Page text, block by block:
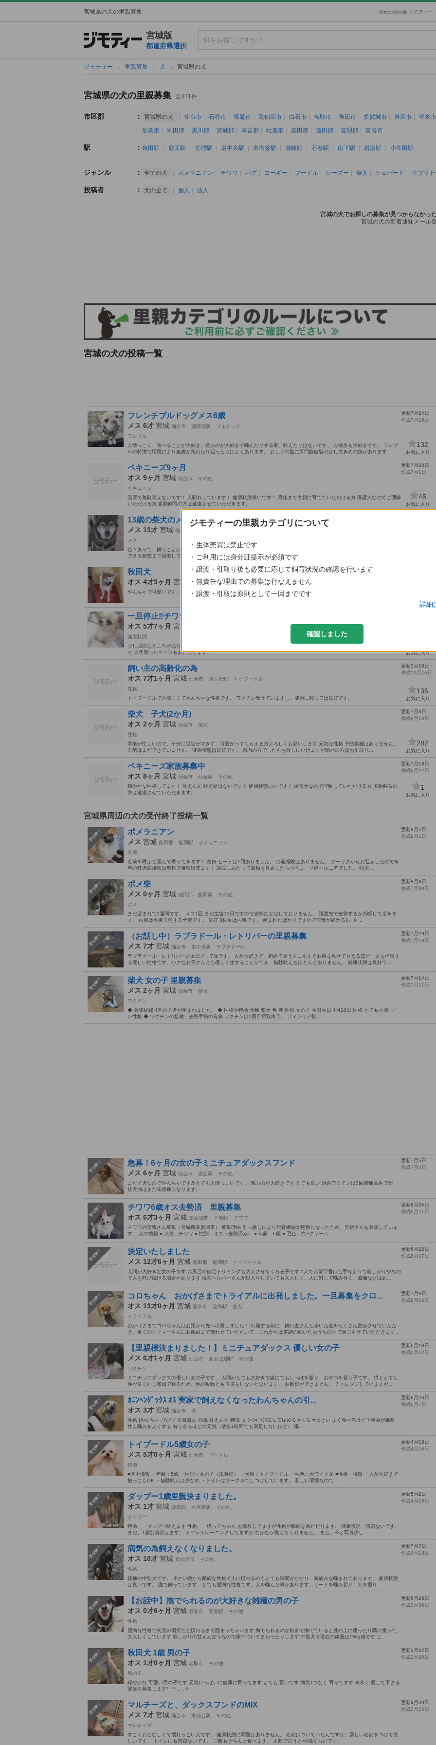
宮城県の犬の里親募集 地元の掲示板 ジモティー
宮城版
都道府県選択
ジモティー 里親募集 犬 宮城県の犬
宮城県の犬の里親募集 全331件
市区郡 ： 宮城県の犬 仙台市 石巻市 塩竈市 気仙沼市 白石市 名取市 角田市 多賀城市 岩沼市
登米市
加美郡
刈田郡 黒川郡 宮城郡 本吉郡 牡鹿郡 柴田郡 遠田郡 亘理郡 富谷市
駅 ： 角田駅 鹿又駅 亘理駅 泉中央駅 本塩釜駅 瀬峰駅 石巻駅 山下駅 岩沼駅 小牛田駅
ジャンル ： 全ての犬 ポメラニアン チワワ パグ コーギー プードル シーズー 柴犬 シェパード ラブラ
投稿者 ： 犬の全て 個人 法人
宮城の犬でお探しの募集が見つからなかっ
宮城の犬の新着通知メール
宮城の犬の投稿一覧
フレンチブルドッグメス6歳
メス 6才 宮城 仙台市 薬師堂駅
ブルドッグ
フレブル
人懐っこく、食べることが大好き。遊ぶのが大好きで噛んだりする事、吠えたりはないです。 お散歩も大好きです。 フレブ
ルの特徴で環境により皮膚が荒れたり治ったりはよくあります。 おしりの脇に肛門腺破裂の少し大きめの跡があります...
更新7月24日
作成7月16日
132
お気に入り
ペキニーズ9ヶ月
オス 9ヶ月 宮城 仙台市
その他
ペキニーズ
温厚で無駄吠えないです！ 人馴れしています！ 健康状態良いです！ 最後まで大切に育てていただける方 保護犬なのでご理解
いただける方 多動飼育の方は遠慮させていただきます。
更新7月22日
作成7月1日
45
お気に入り
13歳の柴犬のメス、無茶苦茶元気で従順な子です
メス 13才 宮城 仙台市 岩切駅
柴犬
メス
色々あって、飼うことができないという方から、一時保護しました 来たときは皮膚病で臭いが酷かったですが、現在は管理
できる状態まで回復しています とっても元気で健康です 外で排泄するので、毎日２回２０分程度の散...
秋田犬
オス 4才3ヶ月 宮城 牡鹿郡 女川駅
その他
やんちゃで可愛いです。 良好
お気に入り
一旦停止‼️チワワ
オス 5才7ヶ月 宮城
健康状態
少し臆病なところがありますが、お客さんが来たりすると吠えたりします。 お座り、お手などは出来ます 健康状態は良好で
す 去年買ったケージもお付けします。
お気に入り
飼い主の高齢化の為
オス 7才1ヶ月 宮城 仙台市 旭ヶ丘駅
トイプードル
性格
トイプードルで人懐こくてやんちゃな性格です。 ワクチン受けていますし、健康に関しては良好です。
更新3月10日
作成12月16日
136
お気に入り
柴犬 子犬(2か月)
オス 2ヶ月 宮城 仙台市
柴犬
性格
学業が忙しいので、十分に世話ができず、可愛がってもらえる方よろしくお願いします 元気な性格 予防接種はありません。
去勢はまだできていません。 健康状態は良好です。 県内の方でしたらお渡しにいけますが県外の方はお引取り...
更新7月3日
作成8月10日
282
お気に入り
ペキニーズ家族募集中
オス 8ヶ月 宮城 仙台市 仙台駅
その他
穏やかな性格してます！ 甘えん坊 吠え癖はないです！ 健康状態いいです！ 保護犬なので理解していただける方 多動飼育の
方は遠慮させていただきます。
更新7月18日
作成6月22日
1
お気に入り
宮城県周辺の犬の受付終了投稿一覧
受付終了 ポメラニアン
メス 宮城 柴田郡 船岡駅
ポメラニアン
名前
名前を呼ぶと喜んで寄ってきます！ 良好 ヒートは1回ありました。 出産経験はありません。 クーリクからお迎えしたので毎
年の狂犬病接種は無料で接種出来ます！ 譲渡にあたって書類を見返したら小ペコ、ソ経ヘルニアでした。 幼少...
更新8月7日
作成8月1日
受付終了 ポメ柴
メス 0ヶ月 宮城 柴田郡 船岡駅
その他
ポメ
まだ産まれて2週間です。 メス1匹 まだ生後10日ですので去勢などはしておりません。 譲渡先で去勢するか判断して頂きま
す。 両親は今後去勢する予定です。 良好 3枚目は両親です。 産まれたばかりですので完母が終わる1ヶ月...
更新8月8日
作成7月30日
受付終了 （お話し中）ラブラドール・レトリバーの里親募集
メス 7才 宮城 仙台市 泉中央駅
ラブラドール
ラブラドール・レトリバーの女の子、7歳です。 人が大好きで、初めて会う人にもすぐお腹を見せて甘えるほど、人を信頼す
る優しい性格です。小さなお子さんにも優しく接することができ、無駄吠えもほとんどありません。 健康状態は良好で...
更新7月29日
作成7月18日
受付終了 柴犬 女の子 里親募集
メス 2ヶ月 宮城 仙台市
柴犬
ワクチン
◆ 募集経緯 4匹の子犬が産まれました。 ◆ 性格や特徴 犬種 柴犬 色 赤 性別 女の子 生誕生日 4月20日 性格 とても人懐っこ
い性格 ◆ ワクチンの接種、去勢手術の有無 ワクチンは1回目摂取終了。 フィラリア投...
更新7月14日
作成7月11日
受付終了 急募！6ヶ月の女の子ミニチュアダックスフンド
メス 6ヶ月 宮城 仙台市 岩切駅
その他
まだ子犬なのでやんちゃですがとても人懐っこいです。 遊ぶのが大好きです とても良い 混合ワクチンは3回接種済みでが、
狂犬病はまだ未接種になります。
更新7月5日
作成7月3日
受付終了 チワワ6歳オス去勢済 里親募集
オス 6才3ヶ月 宮城 多賀城市 下馬駅
チワワ
チワワの里親さん募集（宮城県多賀城市） 募集理由 引っ越しにより飼育継続が困難になったため、里親さんを募集していま
す。 犬の情報 ● 犬種：チワワ ● 性別：オス（去勢済み） ● 年齢：6歳 ● 毛色：白×クリーム ...
更新6月24日
作成6月21日
受付終了 決定いたしました
メス 12才6ヶ月 宮城 柴田郡 船岡駅
トイプードル
人間が大好きな女の子です お風呂や自宅トリミングも大人させてくれる子です 1人でお留守番は苦手なようで寂しがりやなの
で人を呼び続ける場合があります 現在ヘルパーさんが出入りしていても大人しく、人に対して噛み付く、威嚇などはあ...
更新6月22日
作成6月17日
受付終了 コロちゃん おかげさまでトライアルに出発しました。一旦募集をクロ...
オス 13才0ヶ月 宮城 登米市 油島駅
柴犬
トライアル
おかげさまでコロちゃんはお預かり先へ出発しました！ 出発する前に、飼い主さんと歩いた道をたくさん散歩させていただ
き、近くのトリマーさんにお風呂まで使わせていただいて、これからは空調の効いたおうちの中で過ごさせていただきます...
更新7月9日
作成6月15日
受付終了 【里親様決まりました！】ミニチュアダックス 優しい女の子
メス 6才1ヶ月 宮城 仙台市 あおば通駅
その他
ワクチン
ミニチュアダックスの優しい女の子です。 人間がとても大好きで誰にでもしっぽを振り、おやつを貰う子です。 猫ととても
仲が良く同じ布団で寝るため、他の動物とも喧嘩をしないと思います。 お散歩ができません。 チャレンジしていますが...
更新6月13日
作成6月12日
受付終了 ｶﾆﾝﾍﾝﾀﾞｯｸｽ ｵｽ 実家で飼えなくなったわんちゃんの引...
オス 3才 宮城 仙台市
犬
性格 |やんちゃ びびり 血気盛ん 強気 甘えん坊 特徴 |ｶﾆﾝﾍﾝﾀﾞｯｸｽにしてはめちゃくちゃ大きい よく食べるけど下半身が細身
甘え噛みをよくする 有り余るほどの元気（散歩1時間でも満足しないほど） 排...
更新6月26日
作成6月7日
受付終了 トイプードル5歳女の子
メス 5才0ヶ月 宮城 仙台市
プードル
特徴
■基本情報 ・年齢：5歳 ・性別：女の子（未避妊） ・犬種：トイプードル ・毛色：ホワイト系 ■性格・特徴 ・人が大好きで
抱っこもOK ・無駄吠えは少なめ ・トイレはサークルでしつけしています。 新しい環境なので...
更新4月18日
作成4月16日
受付終了 ダップー1歳里親決まりました。
オス 1才 宮城 柴田郡 大河原駅
その他
ダップー
特徴 ダップー吠えます 性格 構ってちゃん お散歩してますが性格が臆病な為ビビります。 健康状況 問題ないです。
まだ、1歳な為吠えます。 トイレトレーニングしてますが なかなか覚えてくれません。 また、今と写真少し...
更新5月2日
作成4月15日
受付終了 病気の為飼えなくなりました。
オス 10才 宮城 気仙沼市
その他
性格
雑種の中型犬です。 小さい頃から臆病な性格で人に慣れるのもとても時間がかかり、家族みな噛まれております。 健康状態
は良いです。 庭で飼っています。とても臆病な性格です。人を噛んだ事があります。リードを噛み切り、穴を掘り...
更新7月7日
作成4月13日
受付終了 【お話中】撫でられるのが大好きな雑種の男の子
オス 0才6ヶ月 宮城 石巻市 石巻駅
その他
性格
臆病な性格で初見の場所だと慣れるまで固まっちゃいます 撫でられるのが好きで撫でていると膝の上に座ったり隣に座って
大人しくしています 寂しがりの甘えんぼうなので家中ついてまわったりします 中型犬で現在の体重は10kg程です こ...
更新6月26日
作成3月30日
受付終了 秋田犬 1歳 男の子
オス 1才0ヶ月 宮城 名取市
その他
男の子
穏やかな 可愛い男の子です 元気いっぱいに健康に育ってます とても 賢いです 病気1つなく 育ってます 末永く 愛して下さる
家族を募集します°・*:.。.☆
更新3月22日
作成3月20日
受付終了 マルチーズと、ダックスフンドのMIX
メス 7才 宮城 仙台市 東仙台駅
その他
マルチーズ
すごくおとなしくて慣れっこい犬です。 健康状態に問題はありません。 名前はついていたんですが、新しい名前をつけて欲
しいです。 トイレにも問題ないです。 ご飯もきちんと食べます。 人間で言うと44歳くらいです。
更新4月20日
作成3月15日
ジモティーの里親カテゴリについて
・生体売買は禁止です
・ご利用には身分証提示が必須です
・譲渡・引取り後も必要に応じて飼育状況の確認を行います
・無責任な理由での募集は行なえません
・譲渡・引取は原則として一回までです
詳細
確認しました